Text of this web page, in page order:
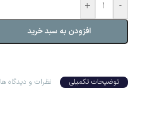
-
+
افزودن به سبد خرید
توضیحات تکمیلی نظرات و دیدگاه ها